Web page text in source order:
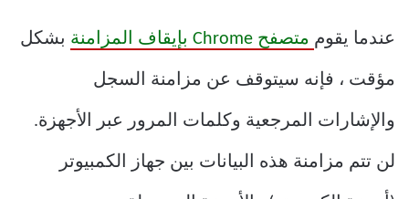
عندما يقوم متصفح Chrome بإيقاف المزامنة بشكل
مؤقت ، فإنه سيتوقف عن مزامنة السجل
والإشارات المرجعية وكلمات المرور عبر الأجهزة.
لن تتم مزامنة هذه البيانات بين جهاز الكمبيوتر